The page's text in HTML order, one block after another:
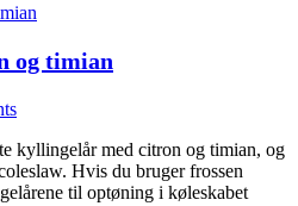
og timian
kyllingelår med citron og timian, og
Hvis du bruger frossen
til optøning i køleskabet